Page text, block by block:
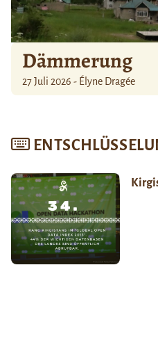
Dämmerung
27 Juli 2026 - Élyne Dragée